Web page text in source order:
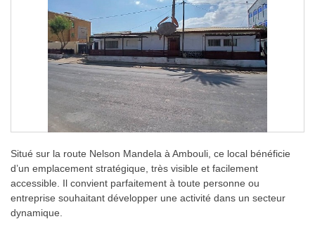
Situé sur la route Nelson Mandela à Ambouli, ce local bénéficie
d’un emplacement stratégique, très visible et facilement
accessible. Il convient parfaitement à toute personne ou
entreprise souhaitant développer une activité dans un secteur
dynamique.